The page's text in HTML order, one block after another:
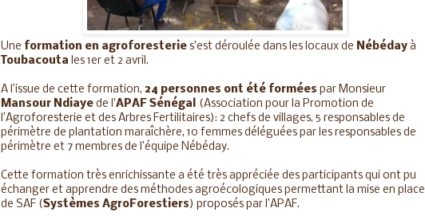
Une formation en agroforesterie s’est déroulée dans les locaux de Nébéday à
Toubacouta les 1er et 2 avril.
A l’issue de cette formation, 24 personnes ont été formées par Monsieur
Mansour Ndiaye de l'APAF Sénégal (Association pour la Promotion de
l’Agroforesterie et des Arbres Fertilitaires): 2 chefs de villages, 5 responsables de
périmètre de plantation maraîchère, 10 femmes déléguées par les responsables de
périmètre et 7 membres de l’équipe Nébéday.
Cette formation très enrichissante a été très appréciée des participants qui ont pu
échanger et apprendre des méthodes agroécologiques permettant la mise en place
de SAF (Systèmes AgroForestiers) proposés par l’APAF.